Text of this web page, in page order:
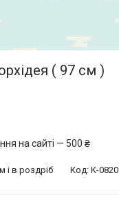
( 97 см )
на сайті — 500 ₴
і в роздріб Код: K-0820